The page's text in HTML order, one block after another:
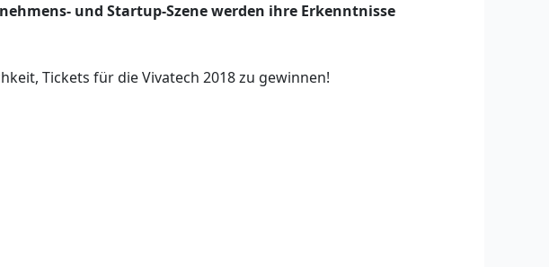
und Startup-Szene werden ihre Erkenntnisse
Tickets für die Vivatech 2018 zu gewinnen!